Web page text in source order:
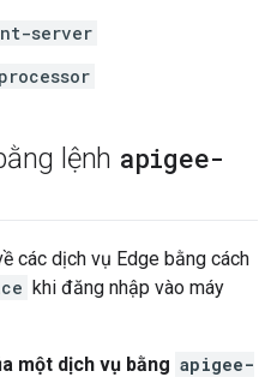
server
lệnh apigee-
các dịch vụ Edge bằng cách
khi đăng nhập vào máy
một dịch vụ bằng apigee-